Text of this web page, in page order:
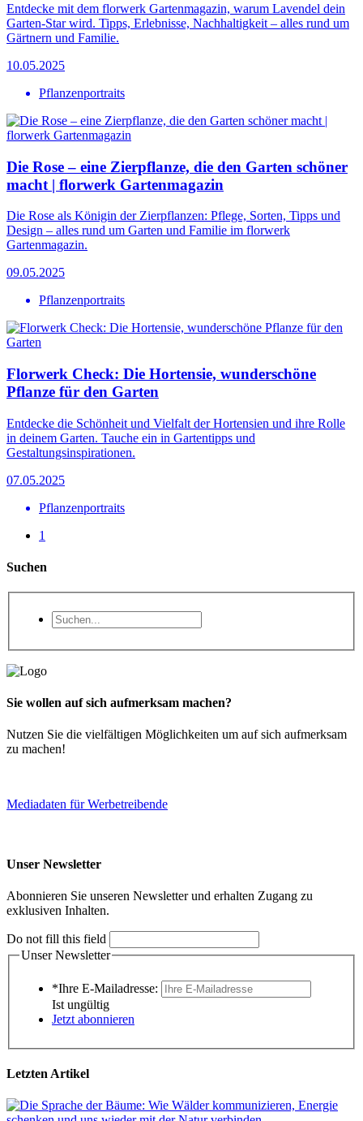
Entdecke mit dem florwerk Gartenmagazin, warum Lavendel dein
Garten-Star wird. Tipps, Erlebnisse, Nachhaltigkeit – alles rund um
Gärtnern und Familie.
10.05.2025
Pflanzenportraits
Die Rose – eine Zierpflanze, die den Garten schöner
macht | florwerk Gartenmagazin
Die Rose als Königin der Zierpflanzen: Pflege, Sorten, Tipps und
Design – alles rund um Garten und Familie im florwerk
Gartenmagazin.
09.05.2025
Pflanzenportraits
Florwerk Check: Die Hortensie, wunderschöne
Pflanze für den Garten
Entdecke die Schönheit und Vielfalt der Hortensien und ihre Rolle
in deinem Garten. Tauche ein in Gartentipps und
Gestaltungsinspirationen.
07.05.2025
Pflanzenportraits
1
Suchen
Sie wollen auf sich aufmerksam machen?
Nutzen Sie die vielfältigen Möglichkeiten um auf sich aufmerksam
zu machen!
Mediadaten für Werbetreibende
Unser Newsletter
Abonnieren Sie unseren Newsletter und erhalten Zugang zu
exklusiven Inhalten.
Do not fill this field
Unser Newsletter
*Ihre E-Mailadresse:
Ist ungültig
Jetzt abonnieren
Letzten Artikel